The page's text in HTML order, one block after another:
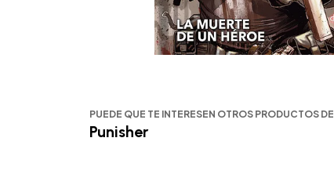
PUEDE QUE TE INTERESEN OTROS PRODUCTOS DE
Punisher